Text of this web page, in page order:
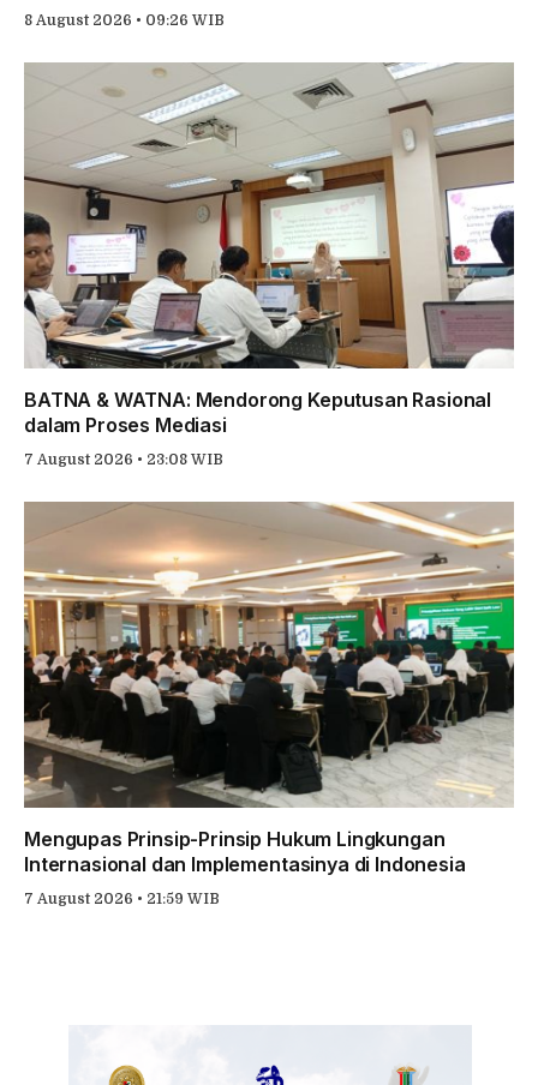
8 August 2026 • 09:26 WIB
BATNA & WATNA: Mendorong Keputusan Rasional
dalam Proses Mediasi
7 August 2026 • 23:08 WIB
Mengupas Prinsip-Prinsip Hukum Lingkungan
Internasional dan Implementasinya di Indonesia
7 August 2026 • 21:59 WIB